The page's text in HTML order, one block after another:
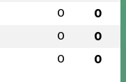
0 0
0 0
0 0